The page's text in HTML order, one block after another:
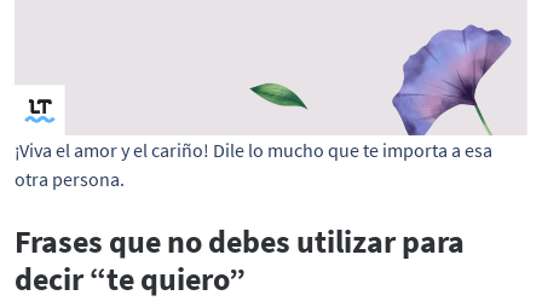
¡Viva el amor y el cariño! Dile lo mucho que te importa a esa
otra persona.
Frases que no debes utilizar para
decir “te quiero”